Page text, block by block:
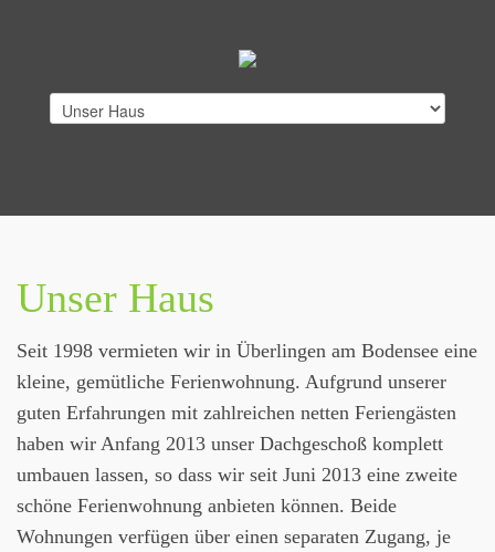
Unser Haus
Seit 1998 vermieten wir in Überlingen am Bodensee eine
kleine, gemütliche Ferienwohnung. Aufgrund unserer
guten Erfahrungen mit zahlreichen netten Feriengästen
haben wir Anfang 2013 unser Dachgeschoß komplett
umbauen lassen, so dass wir seit Juni 2013 eine zweite
schöne Ferienwohnung anbieten können. Beide
Wohnungen verfügen über einen separaten Zugang, je